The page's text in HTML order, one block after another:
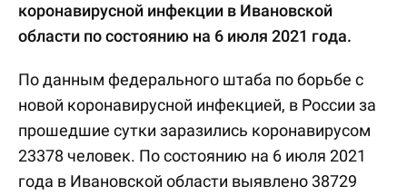
коронавирусной инфекции в Ивановской
области по состоянию на 6 июля 2021 года.
По данным федерального штаба по борьбе с
новой коронавирусной инфекцией, в России за
прошедшие сутки заразились коронавирусом
23378 человек. По состоянию на 6 июля 2021
года в Ивановской области выявлено 38729